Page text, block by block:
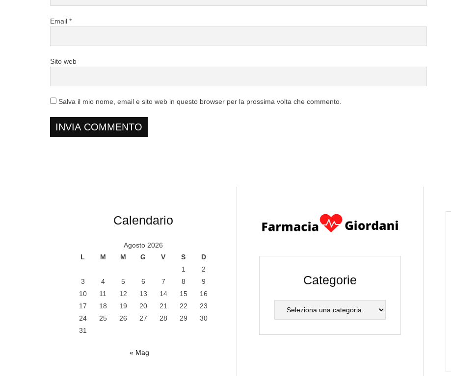
Email *
Sito web
Salva il mio nome, email e sito web in questo browser per la prossima volta che commento.
Calendario
Agosto 2026
L
M M G V S
D
1
2
3
4 5 6 7 8
9
10
11 12 13 14 15
16
17
18 19 20 21 22
23
24
25 26 27 28 29
30
31
« Mag
Categorie